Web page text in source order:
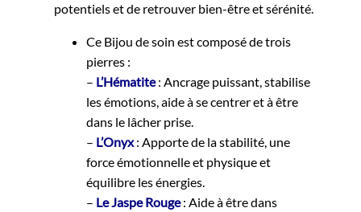
potentiels et de retrouver bien-être et sérénité.
Ce Bijou de soin est composé de trois
pierres :
– L’Hématite: Ancrage puissant, stabilise
les émotions, aide à se centrer et à être
dans le lâcher prise.
– L’Onyx: Apporte de la stabilité, une
force émotionnelle et physique et
équilibre les énergies.
– Le Jaspe Rouge: Aide à être dans